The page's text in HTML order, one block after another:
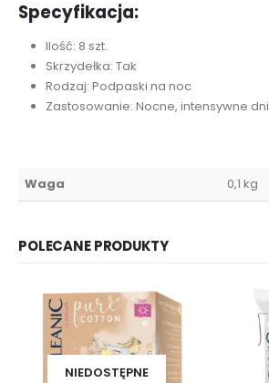
Specyfikacja:
Ilość: 8 szt.
Skrzydełka: Tak
Rodzaj: Podpaski na noc
Zastosowanie: Nocne, intensywne dni
Waga 0,1 kg
POLECANE PRODUKTY
NIEDOSTĘPNE